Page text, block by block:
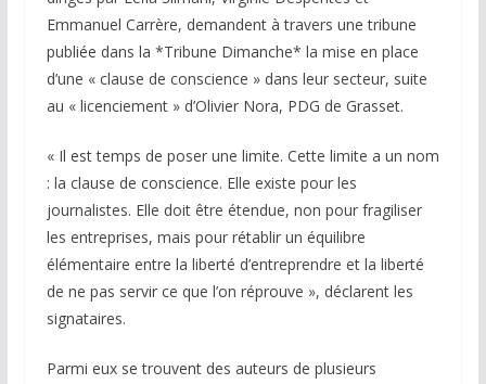
Emmanuel Carrère, demandent à travers une tribune
publiée dans la *Tribune Dimanche* la mise en place
d’une « clause de conscience » dans leur secteur, suite
au « licenciement » d’Olivier Nora, PDG de Grasset.
« Il est temps de poser une limite. Cette limite a un nom
: la clause de conscience. Elle existe pour les
journalistes. Elle doit être étendue, non pour fragiliser
les entreprises, mais pour rétablir un équilibre
élémentaire entre la liberté d’entreprendre et la liberté
de ne pas servir ce que l’on réprouve », déclarent les
signataires.
Parmi eux se trouvent des auteurs de plusieurs